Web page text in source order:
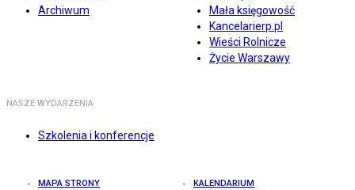
Archiwum
Mała księgowość
Kancelarierp.pl
Wieści Rolnicze
Życie Warszawy
NASZE WYDARZENIA
Szkolenia i konferencje
MAPA STRONY KALENDARIUM